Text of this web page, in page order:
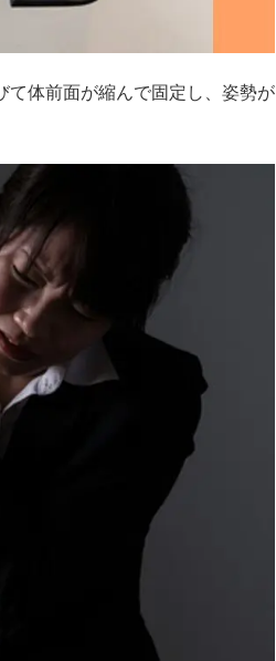
て体前面が縮んで固定し、姿勢が